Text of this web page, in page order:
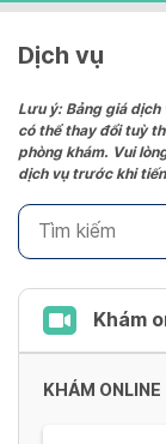
Dịch vụ
Lưu ý: Bảng giá dịch
có thể thay đổi tuỳ
phòng khám. Vui
dịch vụ trước khi
Khám
KHÁM ONLINE